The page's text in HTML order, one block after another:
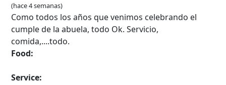
(hace 4 semanas)
Como todos los años que venimos celebrando el
cumple de la abuela, todo Ok. Servicio,
comida,....todo.
Food:
Service: